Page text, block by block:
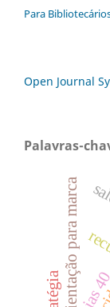
Para
Open Journal
Palavras-
orientação para marcaias